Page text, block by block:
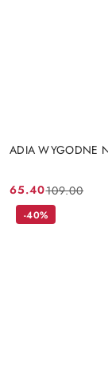
ADIA WYGODNE
Cena
promocyjna:
65.40
Cena
przed
109.00
-40%